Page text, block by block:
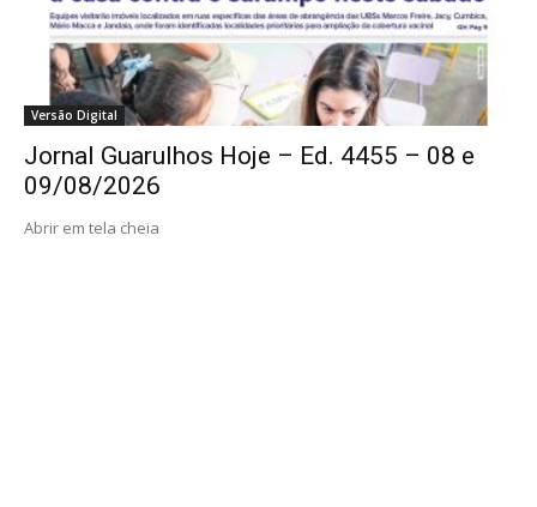
Versão Digital
Jornal Guarulhos Hoje – Ed. 4455 – 08 e
09/08/2026
Abrir em tela cheia